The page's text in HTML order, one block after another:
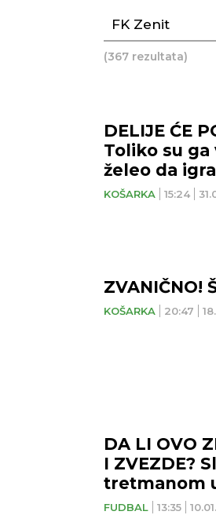
(367 rezultata)
KOŠARKA 15:24
DELIJE ĆE
Toliko su ga
želeo da
KOŠARKA 20:47
ZVANIČNO!
FUDBAL 13:35
DA LI OVO
I ZVEZDE?
tretmanom